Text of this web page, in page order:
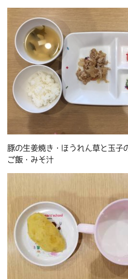
豚の生姜焼き・ほうれん草と玉子
ご飯・みそ汁